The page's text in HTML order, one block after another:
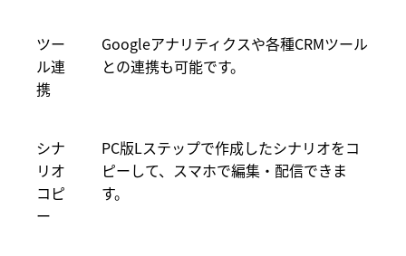
ツー
ル連
携
Googleアナリティクスや各種CRMツール
との連携も可能です。
シナ
リオ
コピ
ー
PC版Lステップで作成したシナリオをコ
ピーして、スマホで編集・配信できま
す。